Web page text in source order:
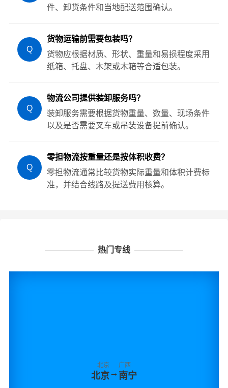
件、卸货条件和当地配送范围确认。
Q
货物运输前需要包装吗？
货物应根据材质、形状、重量和易损程度采用
纸箱、托盘、木架或木箱等合适包装。
Q
物流公司提供装卸服务吗？
装卸服务需要根据货物重量、数量、现场条件
以及是否需要叉车或吊装设备提前确认。
Q
零担物流按重量还是按体积收费？
零担物流通常比较货物实际重量和体积计费标
准，并结合线路及提送费用核算。
热门专线
北京
北京→
广西
南宁